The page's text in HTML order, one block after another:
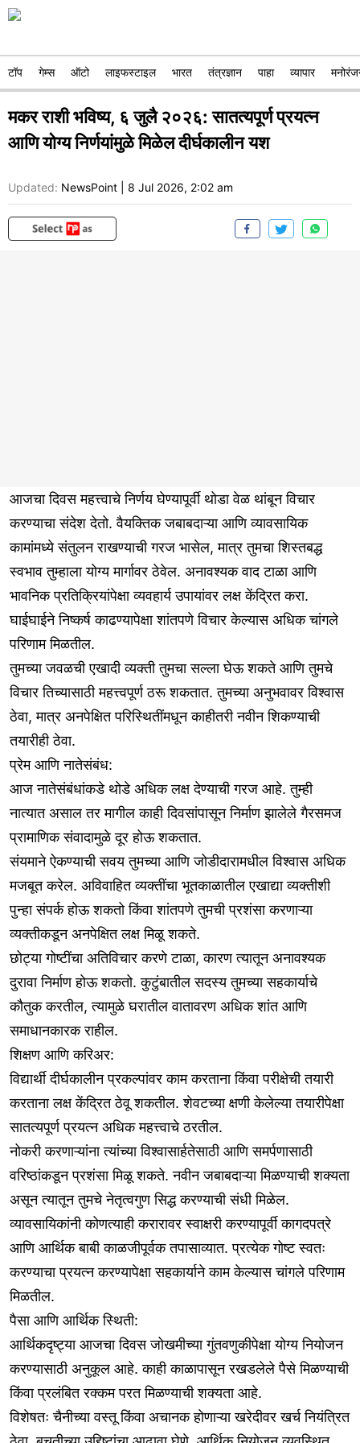
टॉप गेम्स ऑटो लाइफस्टाइल भारत तंत्रज्ञान पाहा व्यापार
मकर राशी भविष्य, ६ जुलै २०२६: सातत्यपूर्ण प्रयत्न
आणि योग्य निर्णयांमुळे मिळेल दीर्घकालीन यश
Updated: NewsPoint 8 Jul 2026, 2:02 am
आजचा दिवस महत्त्वाचे निर्णय घेण्यापूर्वी थोडा वेळ थांबून विचार
करण्याचा संदेश देतो. वैयक्तिक जबाबदाऱ्या आणि व्यावसायिक
कामांमध्ये संतुलन राखण्याची गरज भासेल, मात्र तुमचा शिस्तबद्ध
स्वभाव तुम्हाला योग्य मार्गावर ठेवेल. अनावश्यक वाद टाळा आणि
भावनिक प्रतिक्रियांपेक्षा व्यवहार्य उपायांवर लक्ष केंद्रित करा.
घाईघाईने निष्कर्ष काढण्यापेक्षा शांतपणे विचार केल्यास अधिक चांगले
परिणाम मिळतील.
तुमच्या जवळची एखादी व्यक्ती तुमचा सल्ला घेऊ शकते आणि तुमचे
विचार तिच्यासाठी महत्त्वपूर्ण ठरू शकतात. तुमच्या अनुभवावर विश्वास
ठेवा, मात्र अनपेक्षित परिस्थितींमधून काहीतरी नवीन शिकण्याची
तयारीही ठेवा.
प्रेम आणि नातेसंबंध:
आज नातेसंबंधांकडे थोडे अधिक लक्ष देण्याची गरज आहे. तुम्ही
नात्यात असाल तर मागील काही दिवसांपासून निर्माण झालेले गैरसमज
प्रामाणिक संवादामुळे दूर होऊ शकतात.
संयमाने ऐकण्याची सवय तुमच्या आणि जोडीदारामधील विश्वास अधिक
मजबूत करेल. अविवाहित व्यक्तींचा भूतकाळातील एखाद्या व्यक्तीशी
पुन्हा संपर्क होऊ शकतो किंवा शांतपणे तुमची प्रशंसा करणाऱ्या
व्यक्तीकडून अनपेक्षित लक्ष मिळू शकते.
छोट्या गोष्टींचा अतिविचार करणे टाळा, कारण त्यातून अनावश्यक
दुरावा निर्माण होऊ शकतो. कुटुंबातील सदस्य तुमच्या सहकार्याचे
कौतुक करतील, त्यामुळे घरातील वातावरण अधिक शांत आणि
समाधानकारक राहील.
शिक्षण आणि करिअर:
विद्यार्थी दीर्घकालीन प्रकल्पांवर काम करताना किंवा परीक्षेची तयारी
करताना लक्ष केंद्रित ठेवू शकतील. शेवटच्या क्षणी केलेल्या तयारीपेक्षा
सातत्यपूर्ण प्रयत्न अधिक महत्त्वाचे ठरतील.
नोकरी करणाऱ्यांना त्यांच्या विश्वासार्हतेसाठी आणि समर्पणासाठी
वरिष्ठांकडून प्रशंसा मिळू शकते. नवीन जबाबदाऱ्या मिळण्याची शक्यता
असून त्यातून तुमचे नेतृत्वगुण सिद्ध करण्याची संधी मिळेल.
व्यावसायिकांनी कोणत्याही करारावर स्वाक्षरी करण्यापूर्वी कागदपत्रे
आणि आर्थिक बाबी काळजीपूर्वक तपासाव्यात. प्रत्येक गोष्ट स्वतः
करण्याचा प्रयत्न करण्यापेक्षा सहकार्याने काम केल्यास चांगले परिणाम
मिळतील.
पैसा आणि आर्थिक स्थिती:
आर्थिकदृष्ट्या आजचा दिवस जोखमीच्या गुंतवणुकीपेक्षा योग्य नियोजन
करण्यासाठी अनुकूल आहे. काही काळापासून रखडलेले पैसे मिळण्याची
किंवा प्रलंबित रक्कम परत मिळण्याची शक्यता आहे.
विशेषतः चैनीच्या वस्तू किंवा अचानक होणाऱ्या खरेदीवर खर्च नियंत्रित